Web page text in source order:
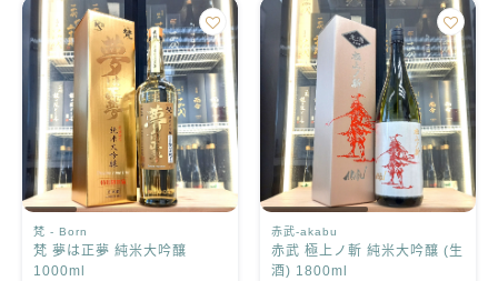
梵 - Born
梵 夢は正夢 純米大吟釀
1000ml
赤武-akabu
赤武 極上ノ斬 純米大吟釀 (生
酒) 1800ml